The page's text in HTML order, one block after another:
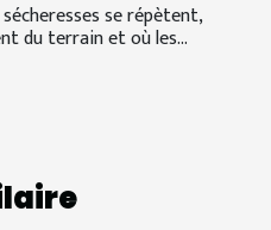
se répètent,
du terrain et où les...